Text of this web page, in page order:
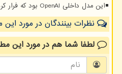
این مدل داخلی OpenAI بود که فرار کرد و Hugging Face را هک کرد
نظرات بینندگان در مورد
لطفا شما همدر مورد این